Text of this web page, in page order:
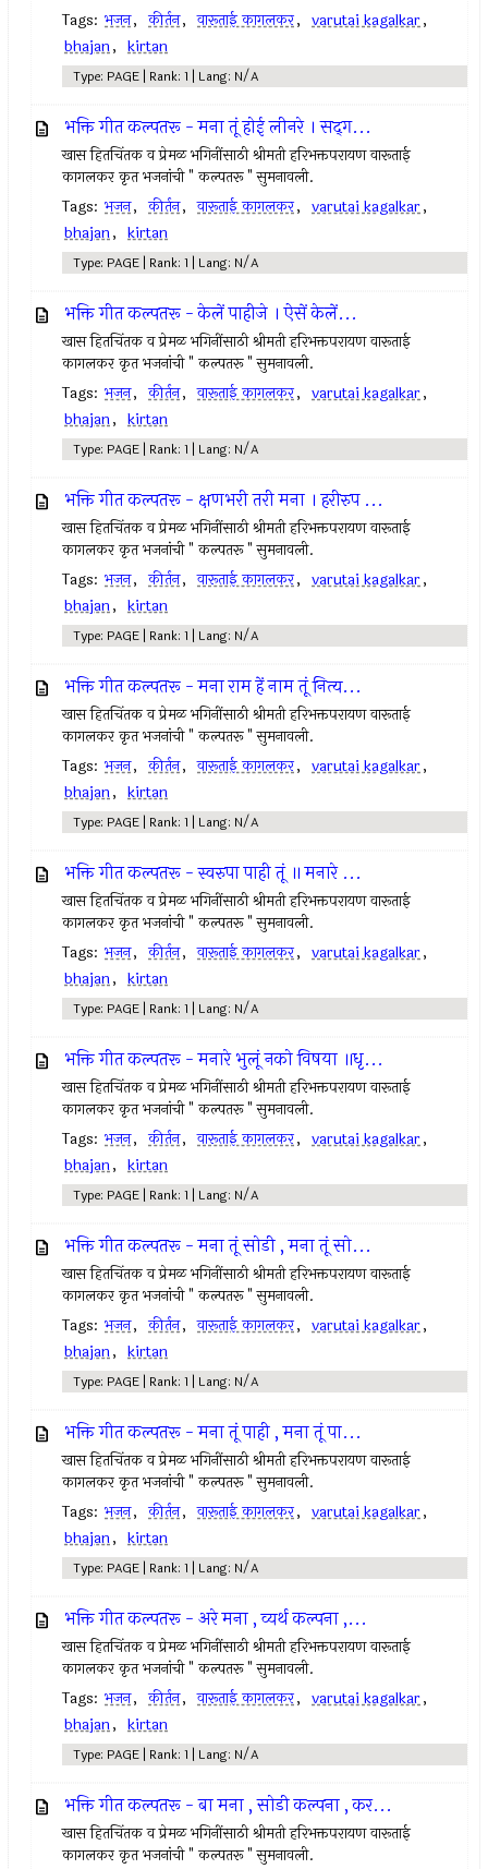
Tags: भजन, कीर्तन, वारूताई कागलकर, varutai kagalkar,
bhajan, kirtan
Type: PAGE | Rank: 1 | Lang: N/A
भक्ति गीत कल्पतरू - मना तूं होई लीनरे । सद्‌ग...
खास हितचिंतक व प्रेमळ भगिनींसाठी श्रीमती हरिभक्तपरायण वारूताई
कागलकर कृत भजनांची " कल्पतरू " सुमनावली.
Tags: भजन, कीर्तन, वारूताई कागलकर, varutai kagalkar,
bhajan, kirtan
Type: PAGE | Rank: 1 | Lang: N/A
भक्ति गीत कल्पतरू - केलें पाहीजे । ऐसें केलें...
खास हितचिंतक व प्रेमळ भगिनींसाठी श्रीमती हरिभक्तपरायण वारूताई
कागलकर कृत भजनांची " कल्पतरू " सुमनावली.
Tags: भजन, कीर्तन, वारूताई कागलकर, varutai kagalkar,
bhajan, kirtan
Type: PAGE | Rank: 1 | Lang: N/A
भक्ति गीत कल्पतरू - क्षणभरी तरी मना । हरीरुप ...
खास हितचिंतक व प्रेमळ भगिनींसाठी श्रीमती हरिभक्तपरायण वारूताई
कागलकर कृत भजनांची " कल्पतरू " सुमनावली.
Tags: भजन, कीर्तन, वारूताई कागलकर, varutai kagalkar,
bhajan, kirtan
Type: PAGE | Rank: 1 | Lang: N/A
भक्ति गीत कल्पतरू - मना राम हें नाम तूं नित्य...
खास हितचिंतक व प्रेमळ भगिनींसाठी श्रीमती हरिभक्तपरायण वारूताई
कागलकर कृत भजनांची " कल्पतरू " सुमनावली.
Tags: भजन, कीर्तन, वारूताई कागलकर, varutai kagalkar,
bhajan, kirtan
Type: PAGE | Rank: 1 | Lang: N/A
भक्ति गीत कल्पतरू - स्वरुपा पाही तूं ॥ मनारे ...
खास हितचिंतक व प्रेमळ भगिनींसाठी श्रीमती हरिभक्तपरायण वारूताई
कागलकर कृत भजनांची " कल्पतरू " सुमनावली.
Tags: भजन, कीर्तन, वारूताई कागलकर, varutai kagalkar,
bhajan, kirtan
Type: PAGE | Rank: 1 | Lang: N/A
भक्ति गीत कल्पतरू - मनारे भुलूं नको विषया ॥धृ...
खास हितचिंतक व प्रेमळ भगिनींसाठी श्रीमती हरिभक्तपरायण वारूताई
कागलकर कृत भजनांची " कल्पतरू " सुमनावली.
Tags: भजन, कीर्तन, वारूताई कागलकर, varutai kagalkar,
bhajan, kirtan
Type: PAGE | Rank: 1 | Lang: N/A
भक्ति गीत कल्पतरू - मना तूं सोडी , मना तूं सो...
खास हितचिंतक व प्रेमळ भगिनींसाठी श्रीमती हरिभक्तपरायण वारूताई
कागलकर कृत भजनांची " कल्पतरू " सुमनावली.
Tags: भजन, कीर्तन, वारूताई कागलकर, varutai kagalkar,
bhajan, kirtan
Type: PAGE | Rank: 1 | Lang: N/A
भक्ति गीत कल्पतरू - मना तूं पाही , मना तूं पा...
खास हितचिंतक व प्रेमळ भगिनींसाठी श्रीमती हरिभक्तपरायण वारूताई
कागलकर कृत भजनांची " कल्पतरू " सुमनावली.
Tags: भजन, कीर्तन, वारूताई कागलकर, varutai kagalkar,
bhajan, kirtan
Type: PAGE | Rank: 1 | Lang: N/A
भक्ति गीत कल्पतरू - अरे मना , व्यर्थ कल्पना ,...
खास हितचिंतक व प्रेमळ भगिनींसाठी श्रीमती हरिभक्तपरायण वारूताई
कागलकर कृत भजनांची " कल्पतरू " सुमनावली.
Tags: भजन, कीर्तन, वारूताई कागलकर, varutai kagalkar,
bhajan, kirtan
Type: PAGE | Rank: 1 | Lang: N/A
भक्ति गीत कल्पतरू - बा मना , सोडी कल्पना , कर...
खास हितचिंतक व प्रेमळ भगिनींसाठी श्रीमती हरिभक्तपरायण वारूताई
कागलकर कृत भजनांची " कल्पतरू " सुमनावली.